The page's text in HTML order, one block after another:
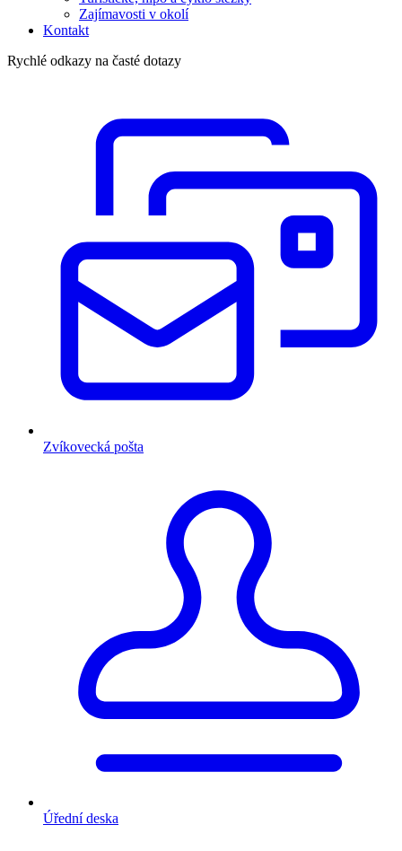
Zajímavosti v okolí
Kontakt
Rychlé odkazy na časté dotazy
Zvíkovecká pošta
Úřední deska